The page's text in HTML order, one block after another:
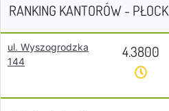
RANKING KANTORÓW - PŁOCK
ul. Wyszogrodzka
144
4.3800